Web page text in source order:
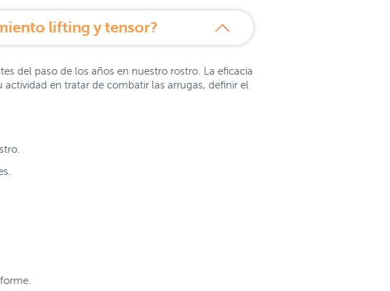
lifting y tensor?
del paso de los años en nuestro rostro. La eficacia
en tratar de combatir las arrugas, definir el